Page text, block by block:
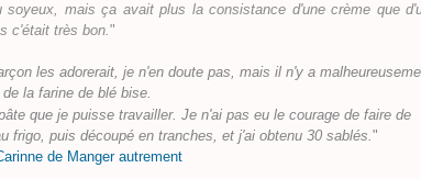
mais ça avait plus la consistance d'une crème que
c'était très bon."
les adorerait, je n'en doute pas, mais il n'y a
la farine de blé bise.
que je puisse travailler. Je n'ai pas eu le courage de faire de
puis découpé en tranches, et j'ai obtenu 30 sablés."
de Manger autrement